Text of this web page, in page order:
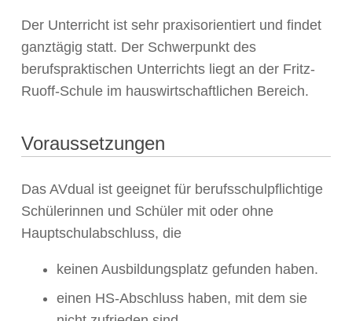
Der Unterricht ist sehr praxisorientiert und findet
ganztägig statt. Der Schwerpunkt des
berufspraktischen Unterrichts liegt an der Fritz-
Ruoff-Schule im hauswirtschaftlichen Bereich.
Voraussetzungen
Das AVdual ist geeignet für berufsschulpflichtige
Schülerinnen und Schüler mit oder ohne
Hauptschulabschluss, die
keinen Ausbildungsplatz gefunden haben.
einen HS-Abschluss haben, mit dem sie